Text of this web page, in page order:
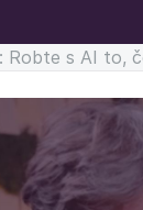
Robte s AI to,